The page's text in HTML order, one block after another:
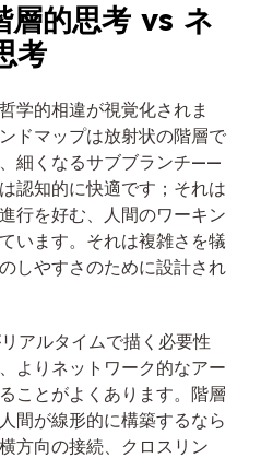
層的思考 vs ネ
考
学的相違が視覚化されま
ドマップは放射状の階層で
細くなるサブブランチ——
認知的に快適です；それは
行を好む、人間のワーキン
います。それは複雑さを犠
しやすさのために設計され
アルタイムで描く必要性
よりネットワーク的なアー
ことがよくあります。階層
間が線形的に構築するなら
方向の接続、クロスリン